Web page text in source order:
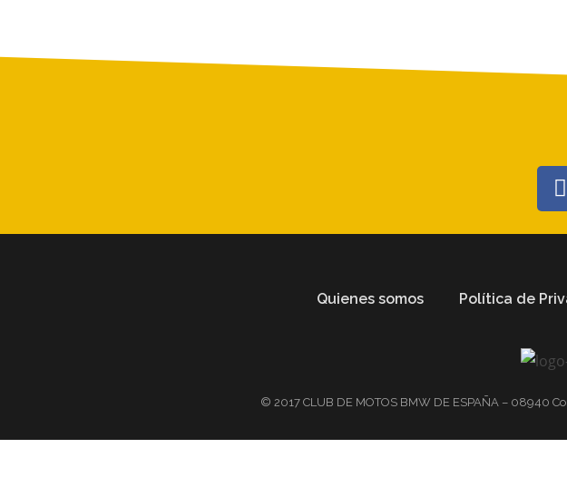
Quienes somos Política de
© 2017 CLUB DE MOTOS BMW DE ESPAÑA – 08940